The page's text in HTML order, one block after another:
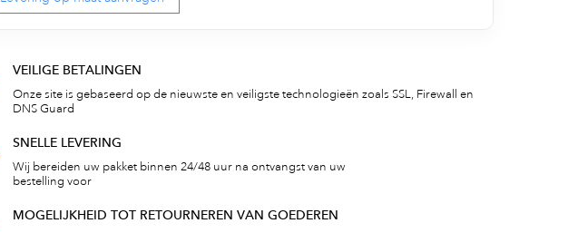
VEILIGE BETALINGEN
Onze site is gebaseerd op de nieuwste en veiligste technologieën zoals SSL, Firewall en
DNS Guard
SNELLE LEVERING
Wij bereiden uw pakket binnen 24/48 uur na ontvangst van uw
bestelling voor
MOGELIJKHEID TOT RETOURNEREN VAN GOEDEREN